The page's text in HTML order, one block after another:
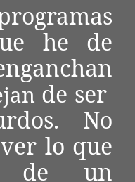
he de
de ser
No
lo que
de un